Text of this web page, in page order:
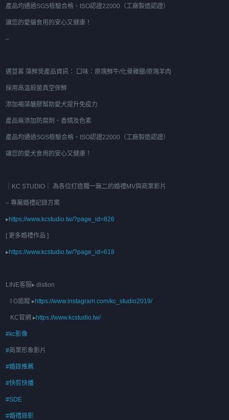
產品均通過SGS檢驗合格、ISO認證22000（工廠製造認證）
讓您的愛貓食用的安心又健康！
–
邁荳茖 藻鮮煲產品資訊： 口味：原塊鮮牛/化骨雞腿/原塊羊肉
採用高溫殺菌真空保鮮
添加褐藻醣膠幫助愛犬提升免疫力
產品無添加防腐劑、香精及色素
產品均通過SGS檢驗合格、ISO認證22000（工廠製造認證）
讓您的愛犬食用的安心又健康！
｜KC STUDIO｜ 為各位打造獨一無二的婚禮MV與商業影片
– 專屬婚禮記錄方案
▸https://www.kcstudio.tw/?page_id=626
[ 更多婚禮作品 ]
▸https://www.kcstudio.tw/?page_id=618
LINE客服▸ distion
I G追蹤 ▸https://www.instagram.com/kc_studio2019/
KC官網 ▸https://www.kcstudio.tw/
#kc影像
#商業形象影片
#婚錄推薦
#快剪快播
#SDE
#婚禮錄影